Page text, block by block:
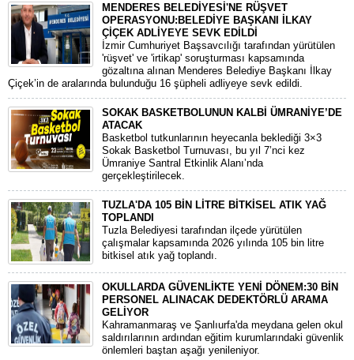
MENDERES BELEDİYESİ'NE RÜŞVET
OPERASYONU:BELEDİYE BAŞKANI İLKAY
ÇİÇEK ADLİYEYE SEVK EDİLDİ
​İzmir Cumhuriyet Başsavcılığı tarafından yürütülen
'rüşvet' ve 'irtikap' soruşturması kapsamında
gözaltına alınan Menderes Belediye Başkanı İlkay
Çiçek’in de aralarında bulunduğu 16 şüpheli adliyeye sevk edildi.
SOKAK BASKETBOLUNUN KALBİ ÜMRANİYE’DE
ATACAK
Basketbol tutkunlarının heyecanla beklediği 3×3
Sokak Basketbol Turnuvası, bu yıl 7’nci kez
Ümraniye Santral Etkinlik Alanı’nda
gerçekleştirilecek.
TUZLA'DA 105 BİN LİTRE BİTKİSEL ATIK YAĞ
TOPLANDI
Tuzla Belediyesi tarafından ilçede yürütülen
çalışmalar kapsamında 2026 yılında 105 bin litre
bitkisel atık yağ toplandı.
OKULLARDA GÜVENLİKTE YENİ DÖNEM:30 BİN
PERSONEL ALINACAK DEDEKTÖRLÜ ARAMA
GELİYOR
​Kahramanmaraş ve Şanlıurfa'da meydana gelen okul
saldırılarının ardından eğitim kurumlarındaki güvenlik
önlemleri baştan aşağı yenileniyor.